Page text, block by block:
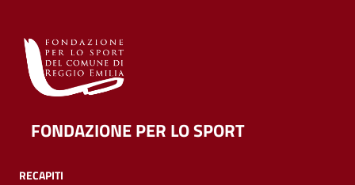
FONDAZIONE PER LO SPORT
RECAPITI